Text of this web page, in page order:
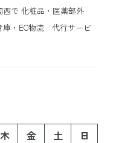
で 化粧品・医薬部外
庫・EC物流 代行サービ
木 金 土
日